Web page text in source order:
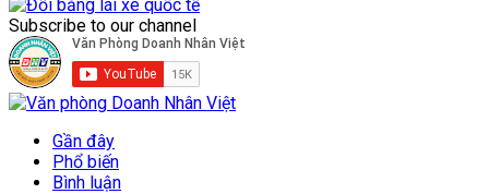
Subscribe to our channel
Gần đây
Phổ biến
Bình luận